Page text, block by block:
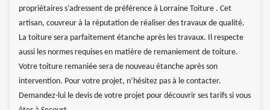
propriétaires s’adressent de préférence à Lorraine Toiture . Cet
artisan, couvreur à la réputation de réaliser des travaux de qualité.
La toiture sera parfaitement étanche après les travaux. Il respecte
aussi les normes requises en matière de remaniement de toiture.
Votre toiture remaniée sera de nouveau étanche après son
intervention. Pour votre projet, n’hésitez pas à le contacter.
Demandez-lui le devis de votre projet pour découvrir ses tarifs si vous